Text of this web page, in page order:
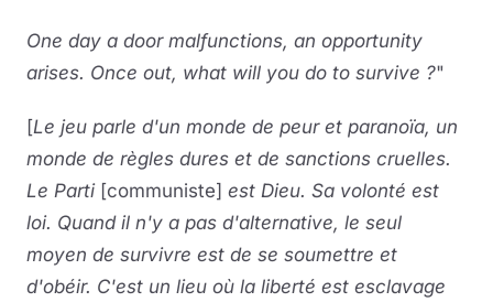
One day a door malfunctions, an opportunity
arises. Once out, what will you do to survive ?"
[Le jeu parle d'un monde de peur et paranoïa, un
monde de règles dures et de sanctions cruelles.
Le Parti [communiste] est Dieu. Sa volonté est
loi. Quand il n'y a pas d'alternative, le seul
moyen de survivre est de se soumettre et
d'obéir. C'est un lieu où la liberté est esclavage